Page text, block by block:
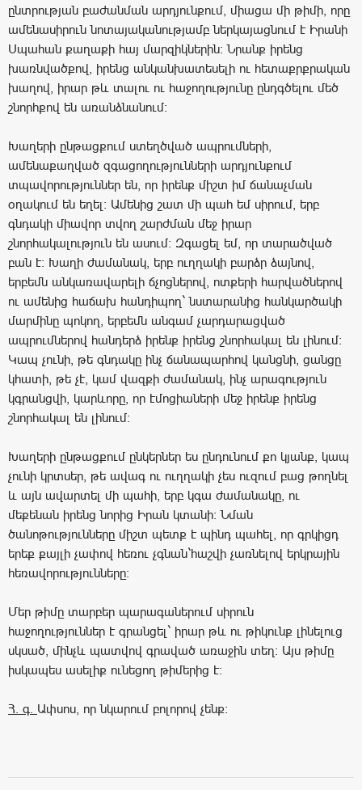
ընտրության բաժանման արդյունքում, միացա մի թիմի, որը
ամենասիրուն նոտայականությամբ ներկայացնում է Իրանի
Սպահան քաղաքի հայ մարզիկներին: Նրանք իրենց
խառնվածքով, իրենց անկանխատեսելի ու հետաքրքրական
խաղով, իրար թև տալու ու հաջողությունը ընդգծելու մեծ
շնորհքով են առանձնանում:
Խաղերի ընթացքում ստեղծված ապրումների,
ամենաքաղված զգացողությունների արդյունքում
տպավորություններ են, որ իրենք միշտ իմ ճանաչման
օղակում են եղել: Ամենից շատ մի պահ եմ սիրում, երբ
գնդակի միավոր տվող շարժման մեջ իրար
շնորհակալություն են ասում: Զգացել եմ, որ տարածված
բան է: Խաղի ժամանակ, երբ ուղղակի բարձր ձայնով,
երբեմն անկառավարելի ճչոցներով, ոտքերի հարվածներով
ու ամենից հաճախ հանդիպող` նստարանից հանկարծակի
մարմինը պոկող, երբեմն անգամ չարդարացված
ապրումներով հանդերձ իրենք իրենց շնորհակալ են լինում:
Կապ չունի, թե գնդակը ինչ ճանապարհով կանցնի, ցանցը
կհատի, թե չէ, կամ վազքի ժամանակ, ինչ արագություն
կգրանցվի, կարևորը, որ էմոցիաների մեջ իրենք իրենց
շնորհակալ են լինում:
Խաղերի ընթացքում ընկերներ ես ընդունում քո կյանք, կապ
չունի կրտսեր, թե ավագ ու ուղղակի չես ուզում բաց թողնել
և այն ավարտել մի պահի, երբ կգա ժամանակը, ու
մեքենան իրենց նորից Իրան կտանի: Նման
ծանոթությունները միշտ պետք է պինդ պահել, որ գրկիցդ
երեք քայլի չափով հեռու չգնան`հաշվի չառնելով երկրային
հեռավորությունները:
Մեր թիմը տարբեր պարագաներում սիրուն
հաջողություններ է գրանցել` իրար թև ու թիկունք լինելուց
սկսած, մինչև պատվով գրաված առաջին տեղ: Այս թիմը
իսկապես ասելիք ունեցող թիմերից է:
Հ գ Ափսոս, որ նկարում բոլորով չենք: